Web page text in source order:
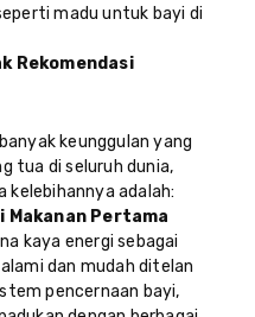
madu untuk bayi di
Rekomendasi
keunggulan yang
tua di seluruh dunia,
kelebihannya adalah:
Makanan Pertama
kaya energi sebagai
dan mudah ditelan
pencernaan bayi,